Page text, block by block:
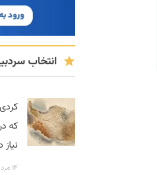
انتخاب
که
نیاز
۱۴ مرداد ۱۴۰۵